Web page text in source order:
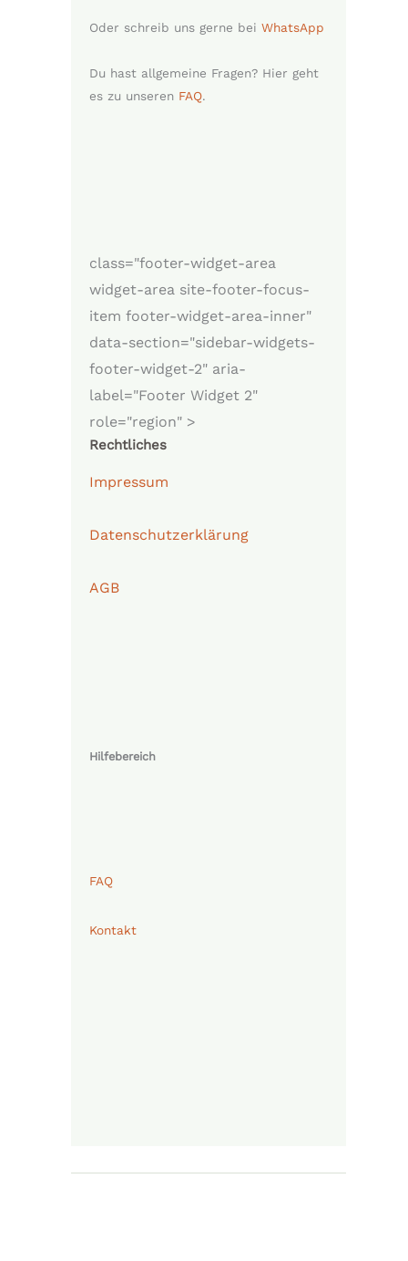
Oder schreib uns gerne bei WhatsApp
Du hast allgemeine Fragen? Hier geht
es zu unseren FAQ.
class="footer-widget-area
widget-area site-footer-focus-
item footer-widget-area-inner"
data-section="sidebar-widgets-
footer-widget-2" aria-
label="Footer Widget 2"
role="region" >
Rechtliches
Impressum
Datenschutzerklärung
AGB
Hilfebereich
FAQ
Kontakt